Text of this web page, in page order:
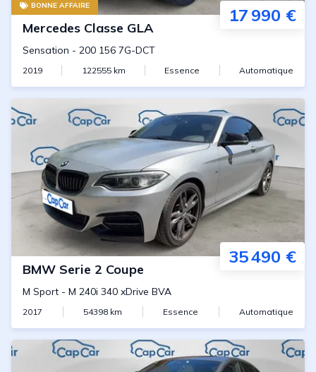
BONNE AFFAIRE 17 990 €
Mercedes Classe GLA
Sensation - 200 156 7G-DCT
2019 122555km Essence Automatique
35 490 €
BMW Serie 2 Coupe
M Sport - M 240i 340 xDrive BVA
2017 54398 km Essence Automatique